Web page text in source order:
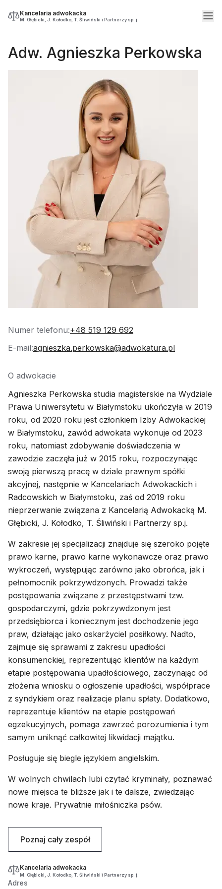
Kancelaria adwokacka
M. Głębicki, J. Kołodko, T. Śliwiński i Partnerzy sp. j.
Adw. Agnieszka Perkowska
Numer telefonu:+48 519 129 692
E-mail:agnieszka.perkowska@adwokatura.pl
O adwokacie
Agnieszka Perkowska studia magisterskie na Wydziale
Prawa Uniwersytetu w Białymstoku ukończyła w 2019
roku, od 2020 roku jest członkiem Izby Adwokackiej
w Białymstoku, zawód adwokata wykonuje od 2023
roku, natomiast zdobywanie doświadczenia w
zawodzie zaczęła już w 2015 roku, rozpoczynając
swoją pierwszą pracę w dziale prawnym spółki
akcyjnej, następnie w Kancelariach Adwokackich i
Radcowskich w Białymstoku, zaś od 2019 roku
nieprzerwanie związana z Kancelarią Adwokacką M.
Głębicki, J. Kołodko, T. Śliwiński i Partnerzy sp.j.
W zakresie jej specjalizacji znajduje się szeroko pojęte
prawo karne, prawo karne wykonawcze oraz prawo
wykroczeń, występując zarówno jako obrońca, jak i
pełnomocnik pokrzywdzonych. Prowadzi także
postępowania związane z przestępstwami tzw.
gospodarczymi, gdzie pokrzywdzonym jest
przedsiębiorca i koniecznym jest dochodzenie jego
praw, działając jako oskarżyciel posiłkowy. Nadto,
zajmuje się sprawami z zakresu upadłości
konsumenckiej, reprezentując klientów na każdym
etapie postępowania upadłościowego, zaczynając od
złożenia wniosku o ogłoszenie upadłości, współprace
z syndykiem oraz realizacje planu spłaty. Dodatkowo,
reprezentuje klientów na etapie postępowań
egzekucyjnych, pomaga zawrzeć porozumienia i tym
samym uniknąć całkowitej likwidacji majątku.
Posługuje się biegle językiem angielskim.
W wolnych chwilach lubi czytać kryminały, poznawać
nowe miejsca te bliższe jak i te dalsze, zwiedzając
nowe kraje. Prywatnie miłośniczka psów.
Poznaj cały zespół
Kancelaria adwokacka
M. Głębicki, J. Kołodko, T. Śliwiński i Partnerzy sp. j.
Adres